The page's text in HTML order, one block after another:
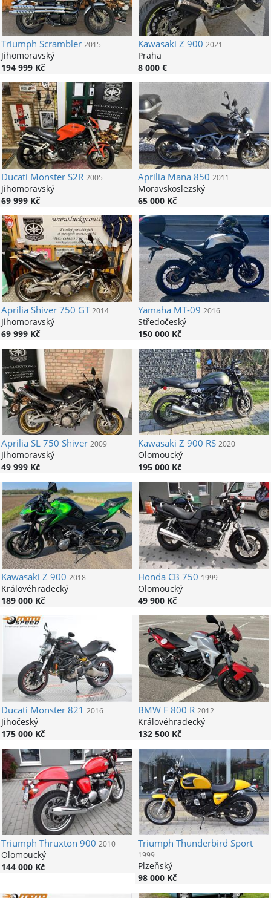
Triumph Scrambler 2015
Jihomoravský
194 999 Kč
Kawasaki Z 900 2021
Praha
8 000 €
Ducati Monster S2R 2005
Jihomoravský
69 999 Kč
ApriliaMana 850 2011
Moravskoslezský
65 000 Kč
ApriliaShiver 750 GT 2014
Jihomoravský
69 999 Kč
YamahaMT-09 2016
Středočeský
150 000 Kč
ApriliaSL 750 Shiver 2009
Jihomoravský
49 999 Kč
Kawasaki Z 900 RS 2020
Olomoucký
195 000 Kč
Kawasaki Z 900 2018
Královéhradecký
189 000 Kč
HondaCB 750 1999
Olomoucký
49 900 Kč
Ducati Monster 821 2016
Jihočeský
175 000 Kč
BMWF 800 R 2012
Královéhradecký
132 500 Kč
Triumph Thruxton 900 2010
Olomoucký
144 000 Kč
Triumph Thunderbird Sport
1999
Plzeňský
98 000 Kč